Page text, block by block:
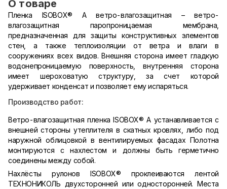
О товаре
Пленка ISOBOX® А ветро-влагозащитная – ветро-
влагозащитная паропроницаемая мембрана,
предназначенная для защиты конструктивных элементов
стен, а также теплоизоляции от ветра и влаги в
сооружениях всех видов. Внешняя сторона имеет гладкую
водонепроницаемую поверхность, внутренняя сторона
имеет шероховатую структуру, за счет которой
удерживает конденсат и позволяет ему испаряться.
Производство работ:
Ветро-влагозащитная пленка ISOBOX® А устанавливается с
внешней стороны утеплителя в скатных кровлях, либо под
наружной облицовкой в вентилируемых фасадах Полотна
монтируются с нахлестом и должны быть герметично
соединены между собой.
Нахлёсты рулонов ISOBOX® проклеиваются лентой
ТЕХНОНИКОЛЬ двухсторонней или односторонней. Места